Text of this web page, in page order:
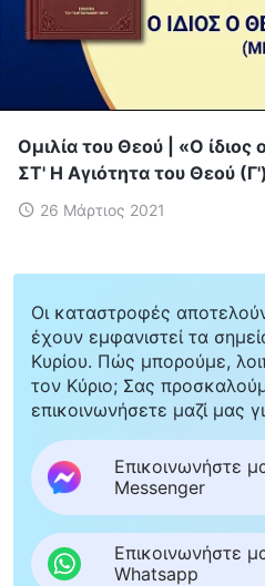
Ομιλία του Θεού | «Ο ίδιος
ΣΤ' Η Αγιότητα του Θεού
26 Μάρτιος 2021
Οι καταστροφές
έχουν εμφανιστεί τα
Κυρίου. Πώς μπορούμε,
τον Κύριο; Σας
επικοινωνήσετε μαζί μας
Επικοινωνήστε
Messenger
Επικοινωνήστε
Whatsapp